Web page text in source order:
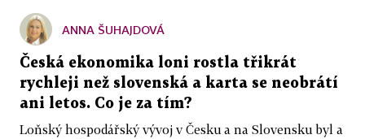
ANNA ŠUHAJDOVÁ
Česká ekonomika loni rostla třikrát
rychleji než slovenská a karta se neobrátí
ani letos. Co je za tím?
Loňský hospodářský vývoj v Česku a na Slovensku byl a